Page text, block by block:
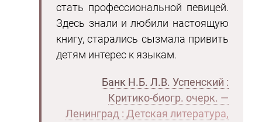
стать профессиональной певицей.
Здесь знали и любили настоящую
книгу, старались сызмала привить
детям интерес к языкам.
Банк Н.Б. Л.В. Успенский :
Критико-биогр. очерк. —
Ленинград : Детская литература,